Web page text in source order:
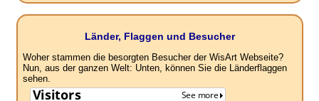
Länder, Flaggen und Besucher
Woher stammen die besorgten Besucher der WisArt Webseite?
Nun, aus der ganzen Welt: Unten, können Sie die Länderflaggen
sehen.